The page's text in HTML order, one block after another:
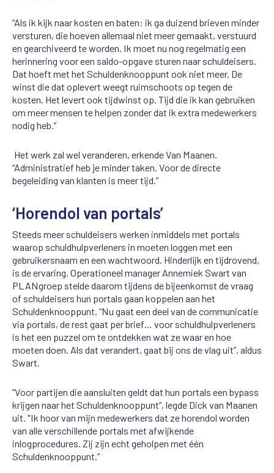
“Als ik kijk naar kosten en baten: ik ga duizend brieven minder
versturen, die hoeven allemaal niet meer gemaakt, verstuurd
en gearchiveerd te worden. Ik moet nu nog regelmatig een
herinnering voor een saldo-opgave sturen naar schuldeisers.
Dat hoeft met het Schuldenknooppunt ook niet meer. De
winst die dat oplevert weegt ruimschoots op tegen de
kosten. Het levert ook tijdwinst op. Tijd die ik kan gebruiken
om meer mensen te helpen zonder dat ik extra medewerkers
nodig heb.”
Het werk zal wel veranderen, erkende Van Maanen.
“Administratief heb je minder taken. Voor de directe
begeleiding van klanten is meer tijd.”
‘Horendol van portals’
Steeds meer schuldeisers werken inmiddels met portals
waarop schuldhulpverleners in moeten loggen met een
gebruikersnaam en een wachtwoord. Hinderlijk en tijdrovend,
is de ervaring. Operationeel manager Annemiek Swart van
PLANgroep stelde daarom tijdens de bijeenkomst de vraag
of schuldeisers hun portals gaan koppelen aan het
Schuldenknooppunt. “Nu gaat een deel van de communicatie
via portals, de rest gaat per brief… voor schuldhulpverleners
is het een puzzel om te ontdekken wat ze waar en hoe
moeten doen. Als dat verandert, gaat bij ons de vlag uit”, aldus
Swart.
“Voor partijen die aansluiten geldt dat hun portals een bypass
krijgen naar het Schuldenknooppunt”, legde Dick van Maanen
uit. "Ik hoor van mijn medewerkers dat ze horendol worden
van alle verschillende portals met afwijkende
inlogprocedures. Zij zijn echt geholpen met één
Schuldenknooppunt.”